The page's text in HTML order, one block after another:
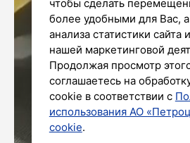
чтобы сделать
более удобными для Вас,
анализа статистики сайта
нашей маркетинговой
Продолжая просмотр
соглашаетесь на
cookie в соответствии с
использования АО
cookie.